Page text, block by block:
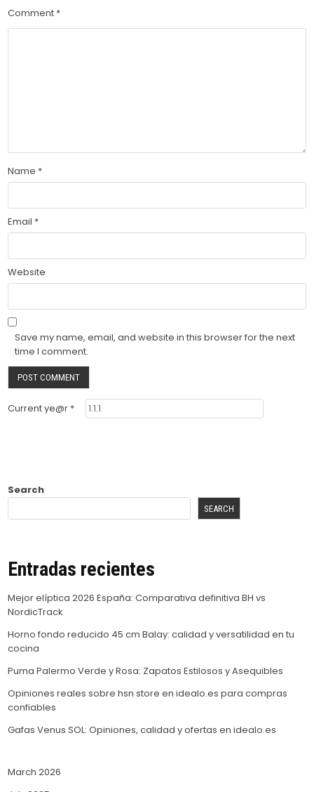
Comment *
Name *
Email *
Website
Save my name, email, and website in this browser for the next
time I comment.
Current ye@r *
Search
SEARCH
Entradas recientes
Mejor elíptica 2026 España: Comparativa definitiva BH vs
NordicTrack
Horno fondo reducido 45 cm Balay: calidad y versatilidad en tu
cocina
Puma Palermo Verde y Rosa: Zapatos Estilosos y Asequibles
Opiniones reales sobre hsn store en idealo.es para compras
confiables
Gafas Venus SOL: Opiniones, calidad y ofertas en idealo.es
March 2026